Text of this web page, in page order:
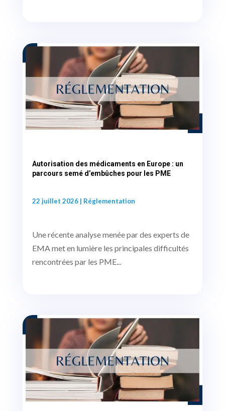
Autorisation des médicaments en Europe : un
parcours semé d’embûches pour les PME
22 juillet 2026| Réglementation
Une récente analyse menée par des experts de
EMA met en lumière les principales difficultés
rencontrées par les PME...